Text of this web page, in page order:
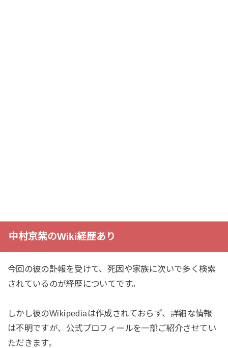
中村京紫のWiki経歴あり
今回の彼の訃報を受けて、死因や家族に次いで多く検索
されているのが経歴についてです。
しかし彼のWikipediaは作成されておらず、詳細な情報
は不明ですが、公式プロフィールを一部ご紹介させてい
ただきます。